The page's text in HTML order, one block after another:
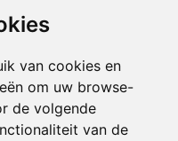
van cookies en
om uw browse-
de volgende
van de